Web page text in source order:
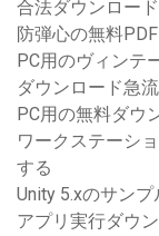
合法ダウンロード
防弾心の無料
PC用のヴィンテ
ダウンロード急
PC用の無料ダウ
ワークステーシ
する
Unity 5.xのサン
アプリ実行ダウ